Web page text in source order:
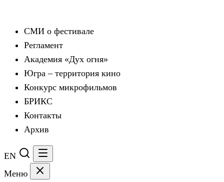
СМИ о фестивале
Регламент
Академия «Дух огня»
Югра – территория кино
Конкурс микрофильмов
БРИКС
Контакты
Архив
EN
Меню